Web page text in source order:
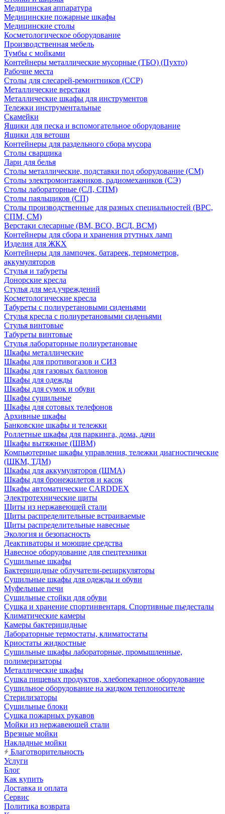
Медицинская аппаратура
Медицинские пожарные шкафы
Медицинские столы
Косметологическое оборудование
Производственная мебель
Тумбы с мойками
Контейнеры металлические мусорные (ТБО) (Пухто)
Рабочие места
Столы для слесарей-ремонтников (ССР)
Металлические верстаки
Металлические шкафы для инструментов
Тележки инструментальные
Скамейки
Ящики для песка и вспомогательное оборудование
Ящики для ветоши
Контейнеры для раздельного сбора мусора
Столы сварщика
Лари для белья
Столы металлические, подставки под оборудование (СМ)
Столы электромонтажников, радиомехаников (СЭ)
Столы лабораторные (СЛ, СПМ)
Столы паяльщиков (СП)
Столы производственные для разных специальностей (ВРС,
СПМ, СМ)
Верстаки слесарные (ВМ, ВСО, ВСД, ВСМ)
Контейнеры для сбора и хранения ртутных ламп
Изделия для ЖКХ
Контейнеры для лампочек, батареек, термометров,
аккумуляторов
Стулья и табуреты
Донорские кресла
Стулья для мед.учреждений
Косметологические кресла
Табуреты с полиуретановыми сиденьями
Стулья кресла с полиуретановыми сиденьями
Стулья винтовые
Табуреты винтовые
Стулья лабораторные полиуретановые
Шкафы металлические
Шкафы для противогазов и СИЗ
Шкафы для газовых баллонов
Шкафы для одежды
Шкафы для сумок и обуви
Шкафы сушильные
Шкафы для сотовых телефонов
Архивные шкафы
Банковские шкафы и тележки
Роллетные шкафы для паркинга, дома, дачи
Шкафы вытяжные (ШВМ)
Компьютерные шкафы управления, тележки диагностические
(ШКМ, ТДМ)
Шкафы для аккумуляторов (ШМА)
Шкафы для бронежилетов и касок
Шкафы автоматические CARDDEX
Электротехнические щиты
Щиты из нержавеющей стали
Щиты распределительные встраиваемые
Щиты распределительные навесные
Экология и безопасность
Деактиваторы и моющие средства
Навесное оборудование для спецтехники
Сушильные шкафы
Бактерицидные облучатели-рециркуляторы
Сушильные шкафы для одежды и обуви
Муфельные печи
Сушильные стойки для обуви
Сушка и хранение спортинвентаря. Спортивные пьедесталы
Климатические камеры
Камеры бактерицидные
Лабораторные термостаты, климатостаты
Криостаты жидкостные
Сушильные шкафы лабораторные, промышленные,
полимеризаторы
Металлические шкафы
Сушка пищевых продуктов, хлебопекарное оборудование
Сушильное оборудование на жидком теплоносителе
Стерилизаторы
Сушильные блоки
Сушка пожарных рукавов
Мойки из нержавеющей стали
Врезные мойки
Накладные мойки
Благотворительность
Услуги
Блог
Как купить
Доставка и оплата
Сервис
Политика возврата